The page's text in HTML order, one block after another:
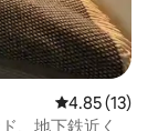
レビュー13
4.85 (13)
、地下鉄近く